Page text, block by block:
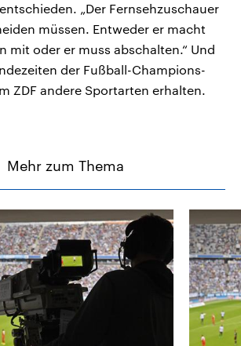
„Der Fernsehzuschauer
müssen. Entweder er macht
mit oder er muss abschalten.“ Und
der Fußball-Champions-
ZDF andere Sportarten erhalten.
Mehr zum Thema